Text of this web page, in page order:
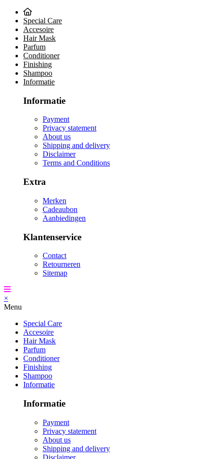
Special Care
Accesoire
Hair Mask
Parfum
Conditioner
Finishing
Shampoo
Informatie
Informatie
Payment
Privacy statement
About us
Shipping and delivery
Disclaimer
Terms and Conditions
Extra
Merken
Cadeaubon
Aanbiedingen
Klantenservice
Contact
Retourneren
Sitemap
×
Menu
Special Care
Accesoire
Hair Mask
Parfum
Conditioner
Finishing
Shampoo
Informatie
Informatie
Payment
Privacy statement
About us
Shipping and delivery
Disclaimer